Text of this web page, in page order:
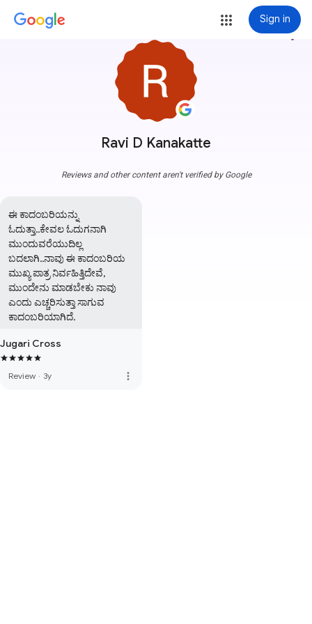
Sign in
Ravi D Kanakatte
more_vert
Reviews and other content aren't verified by Google
ಈ ಕಾದಂಬರಿಯನ್ನು
ಓದುತ್ತಾ..ಕೇವಲ ಓದುಗನಾಗಿ
ಮುಂದುವರೆಯುದಿಲ್ಲ
ಬದಲಾಗಿ..ನಾವು ಈ ಕಾದಂಬರಿಯ
ಮುಖ್ಯ ಪಾತ್ರ ನಿರ್ವಹಿತ್ತಿದೇವೆ,
ಮುಂದೇನು ಮಾಡಬೇಕು ನಾವು
ಎಂದು ಎಚ್ಚರಿಸುತ್ತಾ ಸಾಗುವ
ಕಾದಂಬರಿಯಾಗಿದೆ.
Jugari Cross
Review · 3y more_vert